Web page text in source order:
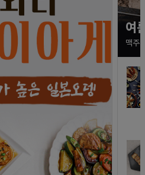
여
맥주